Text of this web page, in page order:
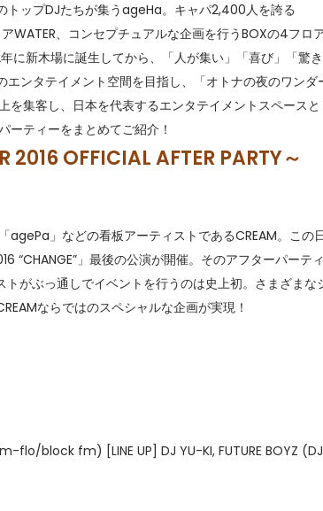
ップDJたちが集うageHa。キャパ2,400人を誇る
WATER、コンセプチュアルな企画を行うBOXの4フロ
に新木場に誕生してから、「人が集い」「喜び」「驚
エンタテイメント空間を目指し、「オトナの夜のワンダ
集客し、日本を代表するエンタテイメントスペース
ティーをまとめてご紹介！
OFFICIAL AFTER PARTY～
」などの看板アーティストであるCREAM。この
“CHANGE”」最後の公演が開催。そのアフターパーテ
がぶっ通しでイベントを行うのは史上初。さまざまな
ならではのスペシャルな企画が実現！
flo/block fm) [LINE UP] DJ YU-KI, FUTURE BOYZ (DJ
3
セレブ御
クラブが
TOKYO
を発表